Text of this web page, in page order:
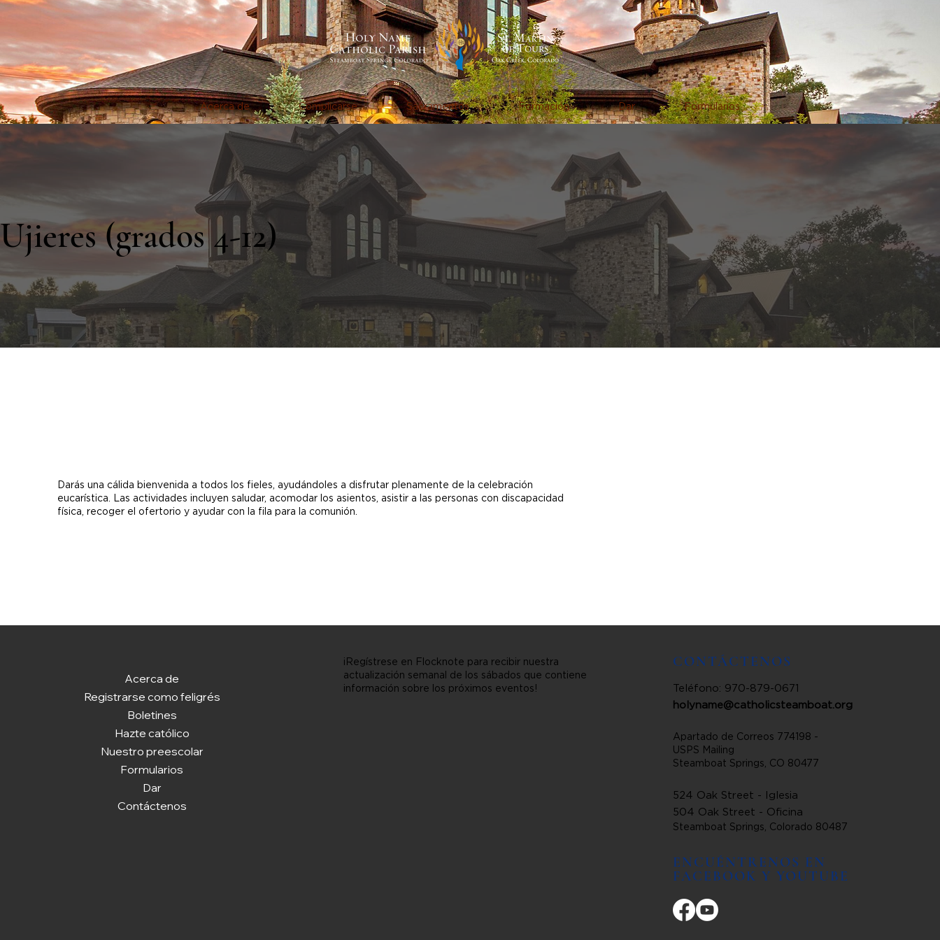
Acerca de Complicarse Sacramentos Formación Dar Formularios
Ujieres (grados 4-12)
Darás una cálida bienvenida a todos los fieles, ayudándoles a disfrutar plenamente de la celebración
eucarística. Las actividades incluyen saludar, acomodar los asientos, asistir a las personas con discapacidad
física, recoger el ofertorio y ayudar con la fila para la comunión.
Acerca de
Registrarse como feligrés
Boletines
Hazte católico
Nuestro preescolar
Formularios
Dar
Contáctenos
¡Regístrese en Flocknote para recibir nuestra
actualización semanal de los sábados que contiene
información sobre los próximos eventos!
CONTÁCTENOS
Teléfono: 970-879-0671
holyname@catholicsteamboat.org
Apartado de Correos 774198 -
USPS Mailing
Steamboat Springs, CO 80477
524 Oak Street - Iglesia
504 Oak Street - Oficina
Steamboat Springs, Colorado 80487
ENCUÉNTRENOS EN
FACEBOOK Y YOUTUBE